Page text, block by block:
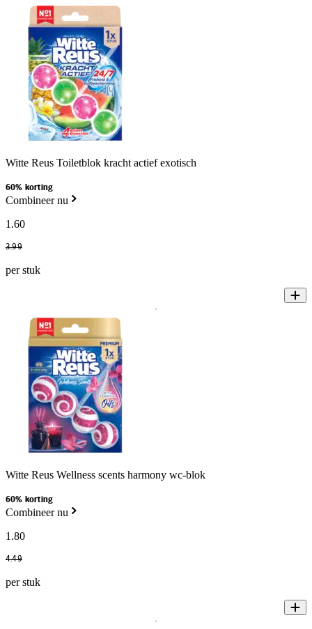
Witte Reus Toiletblok kracht actief exotisch
60% korting
Combineer nu
1 .60
3.99
per stuk
Witte Reus Wellness scents harmony wc-blok
60% korting
Combineer nu
1 .80
4.49
per stuk